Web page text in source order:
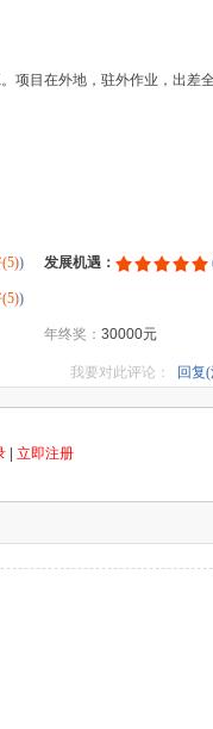
项目在外地，驻外作业，出差
) 发展机遇：
)
年终奖： 30000元
我要对此评论： 回复
立即注册